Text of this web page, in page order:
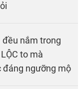
đều nắm trong
to mà
đáng ngưỡng mộ